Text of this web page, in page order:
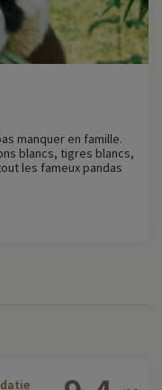
manquer en famille.
blancs, tigres blancs,
les fameux pandas